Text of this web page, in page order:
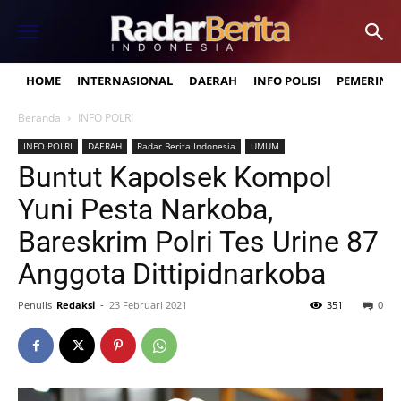
HOME INTERNASIONAL DAERAH INFO POLISI
Beranda INFO POLRI
INFO POLRI DAERAH Radar Berita Indonesia UMUM
Buntut Kapolsek Kompol
Yuni Pesta Narkoba,
Bareskrim Polri Tes Urine 87
Anggota Dittipidnarkoba
Penulis Redaksi - 23 Februari 2021 0
351